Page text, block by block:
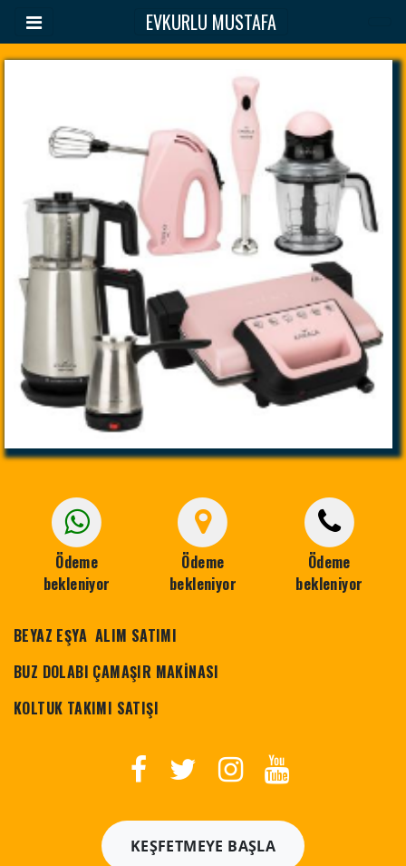
EVKURLU MUSTAFA
Ödeme
bekleniyor
Ödeme
bekleniyor
Ödeme
bekleniyor
BEYAZ EŞYA ALIM SATIMI
BUZ DOLABI ÇAMAŞIR MAKİNASI
KOLTUK TAKIMI SATIŞI
KEŞFETMEYE BAŞLA